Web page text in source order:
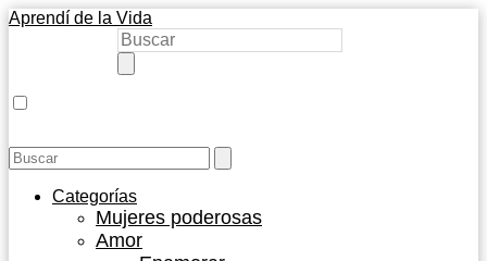
Aprendí de la Vida
Categorías
Mujeres poderosas
Amor